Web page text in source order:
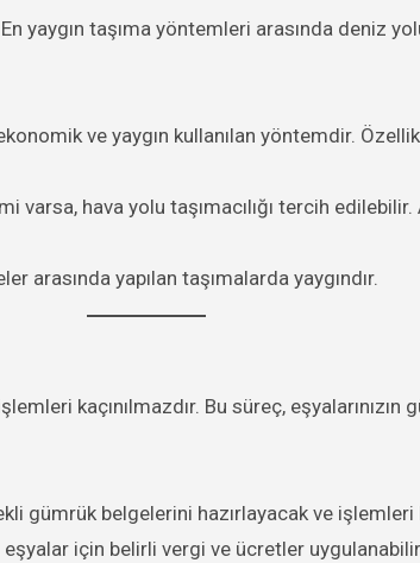
En yaygın taşıma yöntemleri arasında deniz
ve yaygın kullanılan yöntemdir.
varsa, hava yolu taşımacılığı tercih
arasında yapılan taşımalarda yaygındır.
kaçınılmazdır. Bu süreç,
gümrük belgelerini hazırlayacak ve işlemleri
eşyalar için belirli vergi ve ücretler